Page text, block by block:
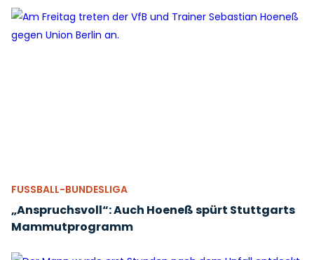
FUSSBALL-BUNDESLIGA
„Anspruchsvoll“: Auch Hoeneß spürt Stuttgarts
Mammutprogramm